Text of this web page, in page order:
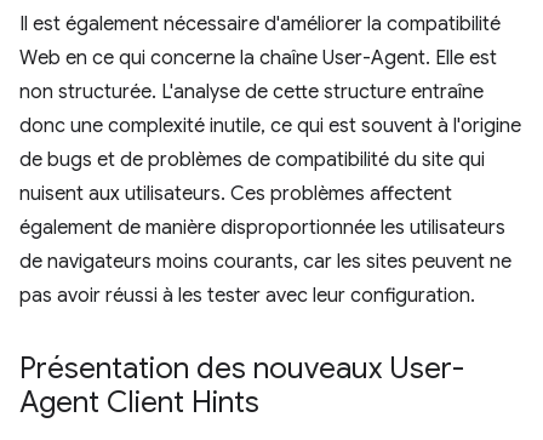
Il est également nécessaire d'améliorer la compatibilité
Web en ce qui concerne la chaîne User-Agent. Elle est
non structurée. L'analyse de cette structure entraîne
donc une complexité inutile, ce qui est souvent à l'origine
de bugs et de problèmes de compatibilité du site qui
nuisent aux utilisateurs. Ces problèmes affectent
également de manière disproportionnée les utilisateurs
de navigateurs moins courants, car les sites peuvent ne
pas avoir réussi à les tester avec leur configuration.
Présentation des nouveaux User-
Agent Client Hints